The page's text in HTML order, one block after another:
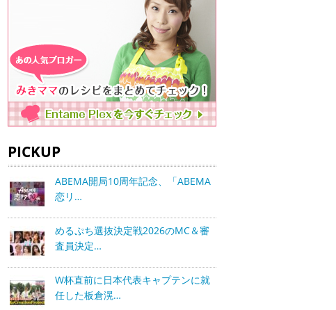
PICKUP
ABEMA開局10周年記念、「ABEMA
恋リ…
めるぷち選抜決定戦2026のMC＆審
査員決定…
W杯直前に日本代表キャプテンに就
任した板倉滉…